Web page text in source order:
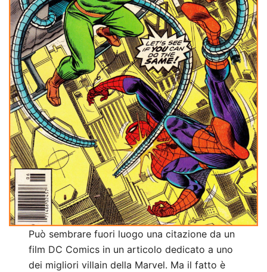
Può sembrare fuori luogo una citazione da un
film DC Comics in un articolo dedicato a uno
dei migliori villain della Marvel. Ma il fatto è